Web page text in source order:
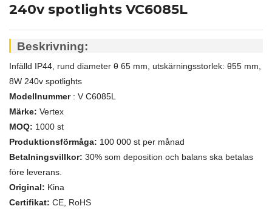
240v spotlights VC6085L
Beskrivning:
Infälld IP44, rund diameter θ 65 mm, utskärningsstorlek: θ55 mm,
8W 240v spotlights
Modellnummer : V C6085L
Märke: Vertex
MOQ: 1000 st
Produktionsförmåga: 100 000 st per månad
Betalningsvillkor: 30% som deposition och balans ska betalas
före leverans.
Original: Kina
Certifikat: CE, RoHS